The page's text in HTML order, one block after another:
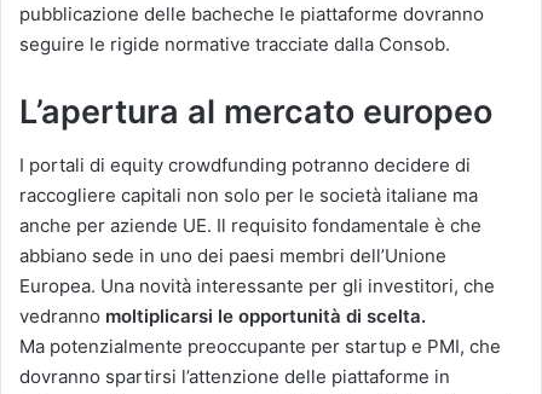
pubblicazione delle bacheche le piattaforme dovranno
seguire le rigide normative tracciate dalla Consob.
L’apertura al mercato europeo
I portali di equity crowdfunding potranno decidere di
raccogliere capitali non solo per le società italiane ma
anche per aziende UE. Il requisito fondamentale è che
abbiano sede in uno dei paesi membri dell’Unione
Europea. Una novità interessante per gli investitori, che
vedranno moltiplicarsi le opportunità di scelta.
Ma potenzialmente preoccupante per startup e PMI, che
dovranno spartirsi l’attenzione delle piattaforme in